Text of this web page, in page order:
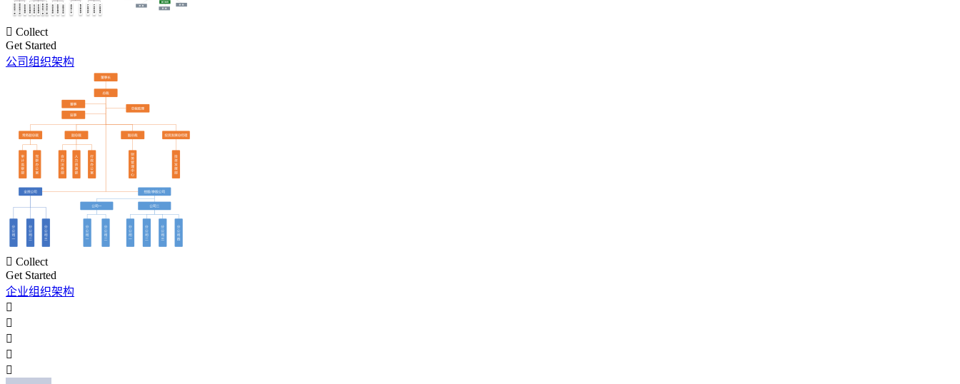
 Collect
Get Started
公司组织架构
 Collect
Get Started
企业组织架构




